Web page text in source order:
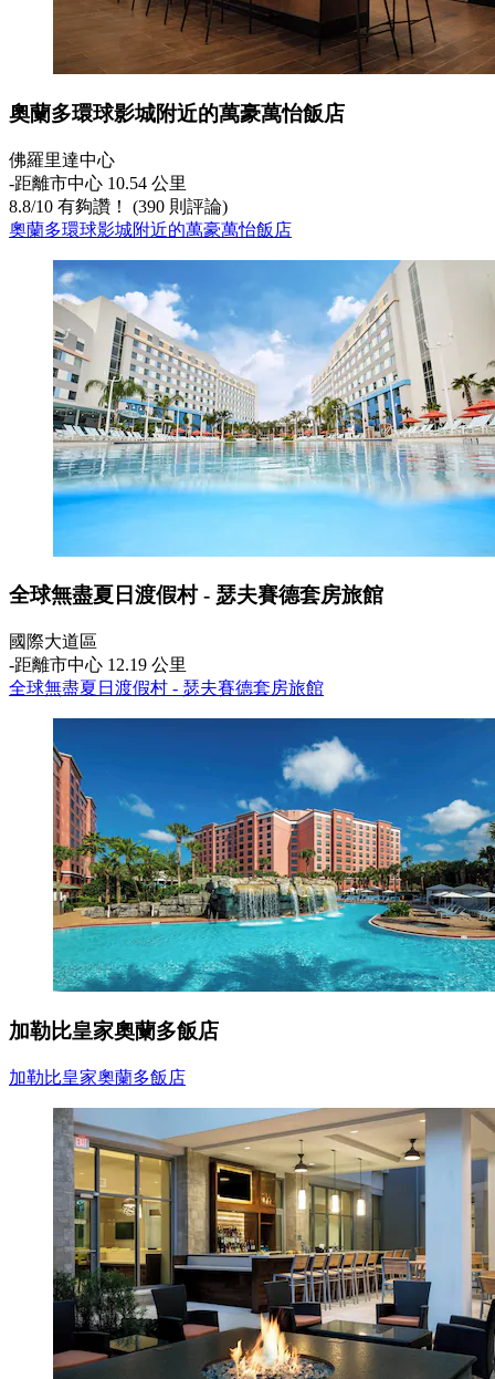
奧蘭多環球影城附近的萬豪萬怡飯店
佛羅里達中心
‐距離市中心 10.54 公里
8.8/10 有夠讚！ (390 則評論)
奧蘭多環球影城附近的萬豪萬怡飯店
全球無盡夏日渡假村 - 瑟夫賽德套房旅館
國際大道區
‐距離市中心 12.19 公里
全球無盡夏日渡假村 - 瑟夫賽德套房旅館
加勒比皇家奧蘭多飯店
加勒比皇家奧蘭多飯店